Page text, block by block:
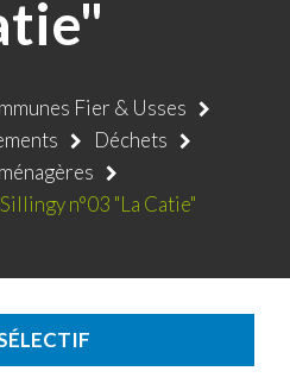
Fier & Usses
Déchets
n°03 "La Catie"